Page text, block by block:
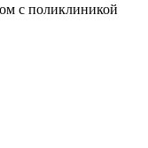
с поликлиникой